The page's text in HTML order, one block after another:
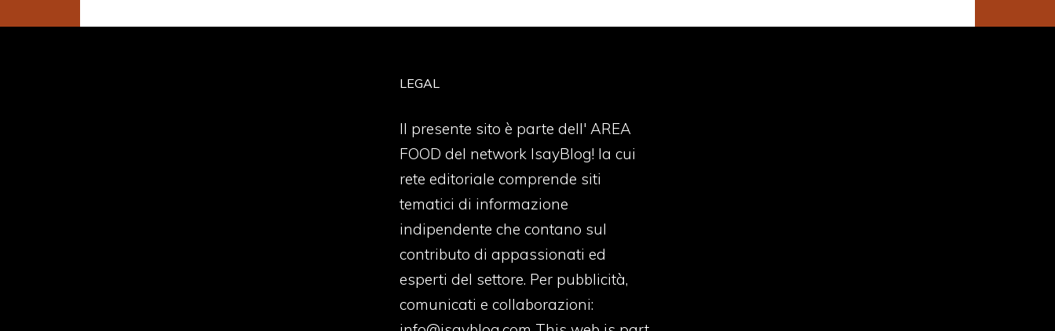
LEGAL
Il presente sito è parte dell' AREA
FOOD del network IsayBlog! la cui
rete editoriale comprende siti
tematici di informazione
indipendente che contano sul
contributo di appassionati ed
esperti del settore. Per pubblicità,
comunicati e collaborazioni: